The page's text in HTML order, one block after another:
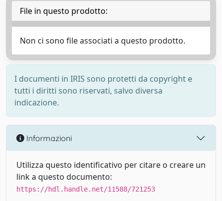
File in questo prodotto:
Non ci sono file associati a questo prodotto.
I documenti in IRIS sono protetti da copyright e
tutti i diritti sono riservati, salvo diversa
indicazione.
Informazioni
Utilizza questo identificativo per citare o creare un
link a questo documento:
https://hdl.handle.net/11588/721253